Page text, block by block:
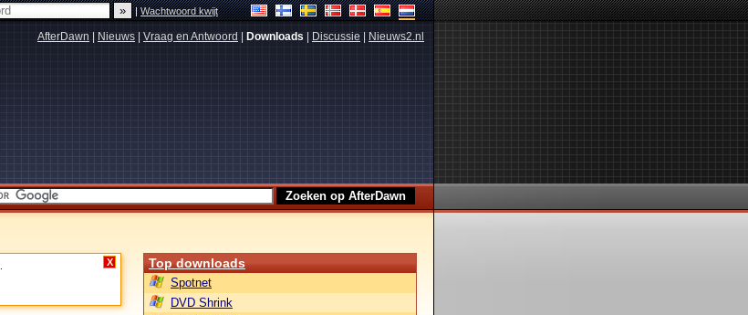
|Wachtwoord kwijt
AfterDawn Nieuws Vraag en Antwoord Downloads Discussie Nieuws2.nl
X Top downloads
Spotnet
DVD Shrink